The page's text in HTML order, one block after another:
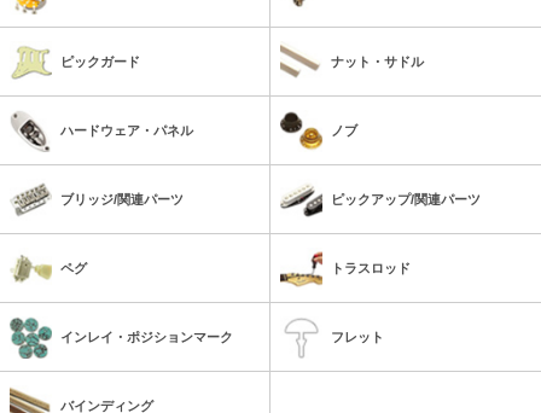
ピックガード ナット・サドル
ハードウェア・パネル ノブ
ブリッジ/関連パーツ ピックアップ/関連パーツ
ペグ トラスロッド
インレイ・ポジションマーク フレット
バインディング